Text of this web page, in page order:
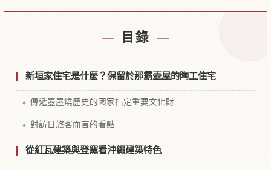
目錄
新垣家住宅是什麼？保留於那霸壺屋的陶工住宅
傳遞壺屋燒歷史的國家指定重要文化財
對訪日旅客而言的看點
從紅瓦建築與登窯看沖繩建築特色